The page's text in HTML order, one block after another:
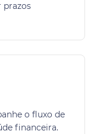
prazos
o fluxo de
financeira.